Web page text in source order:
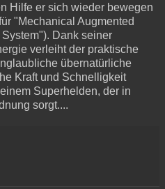
Hilfe er sich wieder bewegen
"Mechanical Augmented
Dank seiner
verleiht der praktische
übernatürliche
Kraft und Schnelligkeit
Superhelden, der in
sorgt....